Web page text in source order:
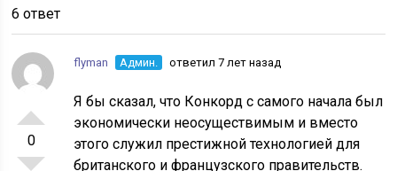
6 ответ
0
flyman Админ. ответил 7 лет назад
Я бы сказал, что Конкорд с самого начала был
экономически неосуществимым и вместо
этого служил престижной технологией для
британского и французского правительств.